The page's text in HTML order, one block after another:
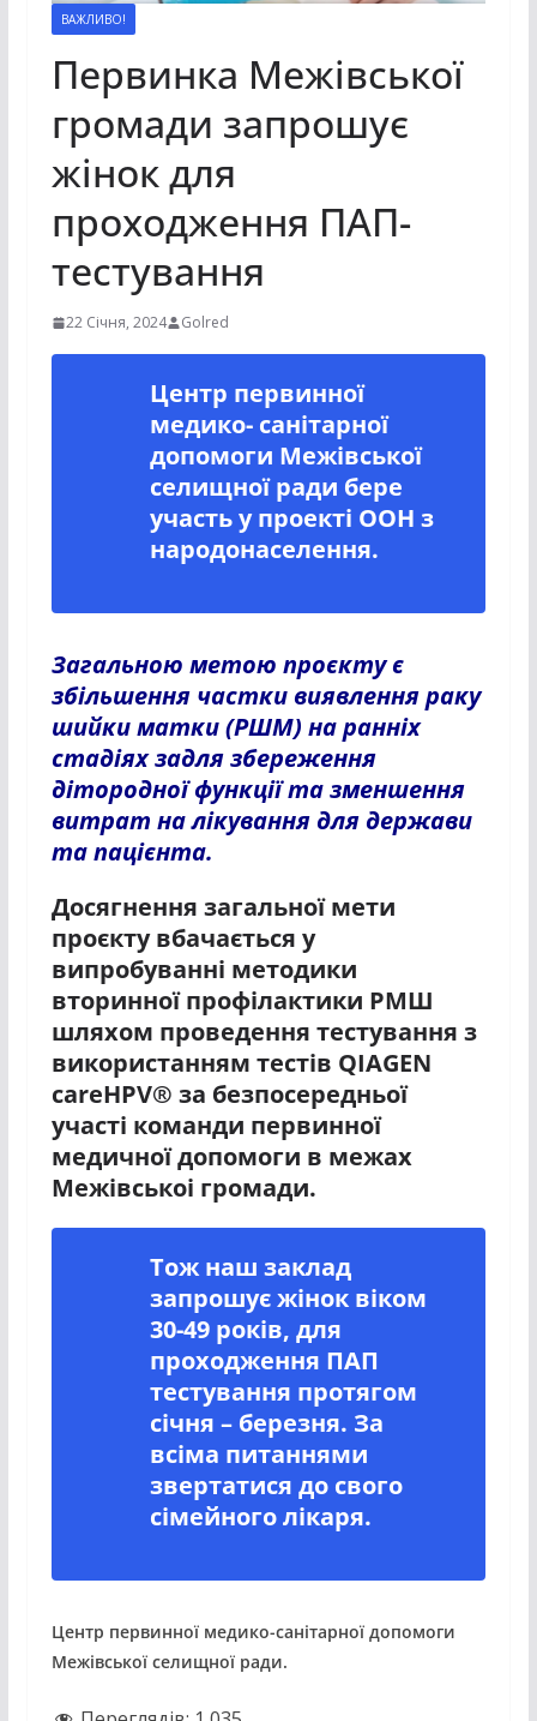
ВАЖЛИВО!
Первинка Межівської
громади запрошує
жінок для
проходження ПАП-
тестування
22 Січня, 2024 Golred
Центр первинної
медико- санітарної
допомоги Межівської
селищної ради бере
участь у проекті ООН з
народонаселення.
Загальною метою проєкту є
збільшення частки виявлення раку
шийки матки (РШМ) на ранніх
стадіях задля збереження
дітородної функції та зменшення
витрат на лікування для держави
та пацієнта.
Досягнення загальної мети
проєкту вбачається у
випробуванні методики
вторинної профілактики РМШ
шляхом проведення тестування з
використанням тестів QIAGEN
careHPV® за безпосередньої
участі команди первинної
медичної допомоги в межах
Межівськоі громади.
Тож наш заклад
запрошує жінок віком
30-49 років, для
проходження ПАП
тестування протягом
січня – березня. За
всіма питаннями
звертатися до свого
сімейного лікаря.
Центр первинної медико-санітарної допомоги
Межівської селищної ради.